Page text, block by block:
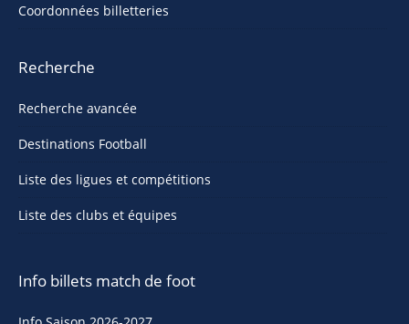
Coordonnées billetteries
Recherche
Recherche avancée
Destinations Football
Liste des ligues et compétitions
Liste des clubs et équipes
Info billets match de foot